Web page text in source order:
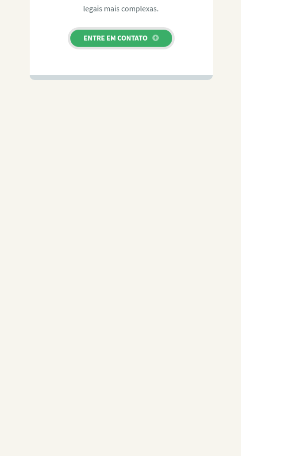
legais mais complexas.
ENTRE EM CONTATO